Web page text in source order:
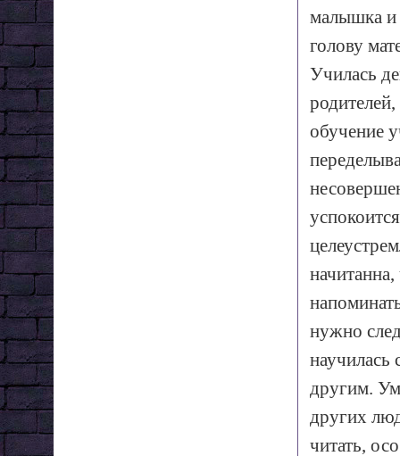
малышка и
голову
Училась
обучение
нужно
научилась
другим.
других
читать,